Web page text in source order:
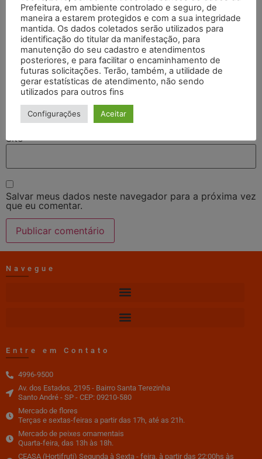
Nome*
E-mail*
Site
Salvar meus dados neste navegador para a próxima vez
que eu comentar.
Navegue
Entre em Contato
4996-9500
Av. dos Estados, 2195 - Bairro Santa Terezinha
Santo André - SP - CEP: 09210-580
Mercado de flores
Terças e sextas-feiras a partir das 17h, até as 21h.
Mercado de peixes ornamentais
Quarta-feira, das 13h às 18h.
CEASA (Hortifruti) Segunda à Sexta - feira, à partir das 22:00hs às
Prefeitura, em ambiente controlado e seguro, de
maneira a estarem protegidos e com a sua integridade
mantida. Os dados coletados serão utilizados para
identificação do titular da manifestação, para
manutenção do seu cadastro e atendimentos
posteriores, e para facilitar o encaminhamento de
futuras solicitações. Terão, também, a utilidade de
gerar estatísticas de atendimento, não sendo
utilizados para outros fins
Configurações Aceitar